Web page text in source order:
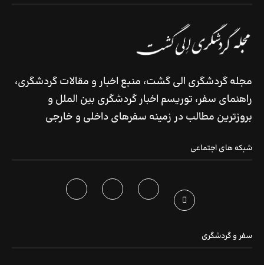
مجله گردشگری الی گشت، منبع اخبار و مقالات گردشگری،
راهنمای سفر، توریسم اخبار گردشگری بین الملل و
بروزترین مطالب در زمینه سفرهای داخلی و خارجی
شبکه های اجتماعی
سفر و گردشگری